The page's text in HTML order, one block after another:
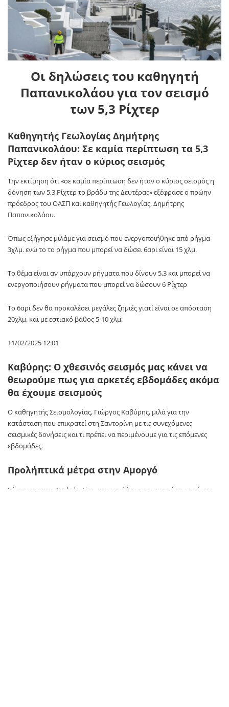
Οι δηλώσεις του καθηγητή
Παπανικολάου για τον σεισμό
των 5,3 Ρίχτερ
Καθηγητής Γεωλογίας Δημήτρης
Παπανικολάου: Σε καμία περίπτωση τα 5,3
Ρίχτερ δεν ήταν ο κύριος σεισμός
Την εκτίμηση ότι «σε καμία περίπτωση δεν ήταν ο κύριος σεισμός η
δόνηση των 5,3 Ρίχτερ το βράδυ της Δευτέρας» εξέφρασε ο πρώην
πρόεδρος του ΟΑΣΠ και καθηγητής Γεωλογίας, Δημήτρης
Παπανικολάου.
Όπως εξήγησε μιλάμε για σεισμό που ενεργοποιήθηκε από ρήγμα
3χλμ. ενώ το το ρήγμα που μπορεί να δώσει 6αρι είναι 15 χλμ.
Το θέμα είναι αν υπάρχουν ρήγματα που δίνουν 5,3 και μπορεί να
ενεργοποιήσουν ρήγματα που μπορεί να δώσουν 6 Ρίχτερ
Το 6αρι δεν θα προκαλέσει μεγάλες ζημιές γιατί είναι σε απόσταση
20χλμ. και με εστιακό βάθος 5-10 χλμ.
11/02/2025 12:01
Καβύρης: Ο χθεσινός σεισμός μας κάνει να
θεωρούμε πως για αρκετές εβδομάδες ακόμα
θα έχουμε σεισμούς
Ο καθηγητής Σεισμολογίας, Γιώργος Καβύρης, μιλά για την
κατάσταση που επικρατεί στη Σαντορίνη με τις συνεχόμενες
σεισμικές δονήσεις και τι πρέπει να περιμένουμε για τις επόμενες
εβδομάδες.
Προλήπτικά μέτρα στην Αμοργό
Σύμφωνα με το CycladesLive, στο νησί έφτασαν ενισχύσεις από τον